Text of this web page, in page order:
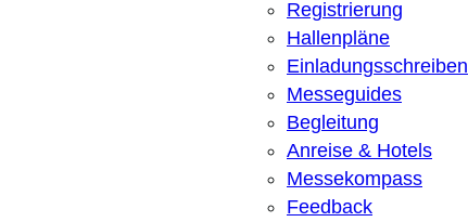
Registrierung
Hallenpläne
Einladungsschreiben
Messeguides
Begleitung
Anreise & Hotels
Messekompass
Feedback